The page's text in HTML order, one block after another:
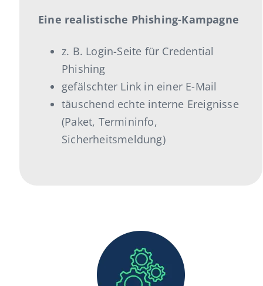
Eine realistische Phishing-Kampagne
z. B. Login-Seite für Credential
Phishing
gefälschter Link in einer E-Mail
täuschend echte interne Ereignisse
(Paket, Termininfo,
Sicherheitsmeldung)